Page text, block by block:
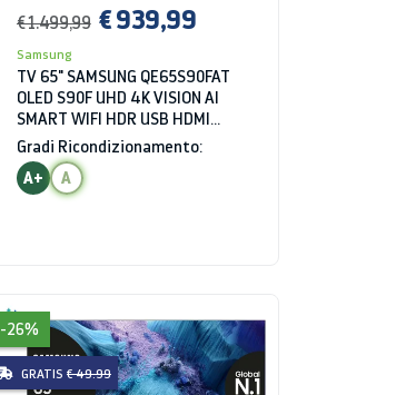
€ 1.499,99 € 939,99
Samsung
TV 65" SAMSUNG QE65S90FAT
OLED S90F UHD 4K VISION AI
SMART WIFI HDR USB HDMI
BLUETOOTH GRAPHITE BLACK
Gradi Ricondizionamento:
A+
A
-26%
GRATIS € 49.99